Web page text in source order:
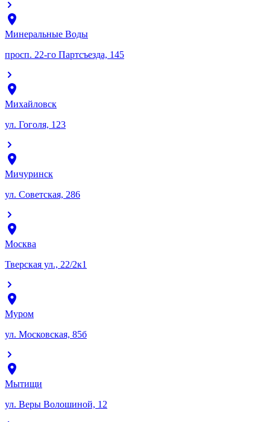
Минеральные Воды
просп. 22-го Партсъезда, 145
Михайловск
ул. Гоголя, 123
Мичуринск
ул. Советская, 286
Москва
Тверская ул., 22/2к1
Муром
ул. Московская, 85б
Мытищи
ул. Веры Волошиной, 12